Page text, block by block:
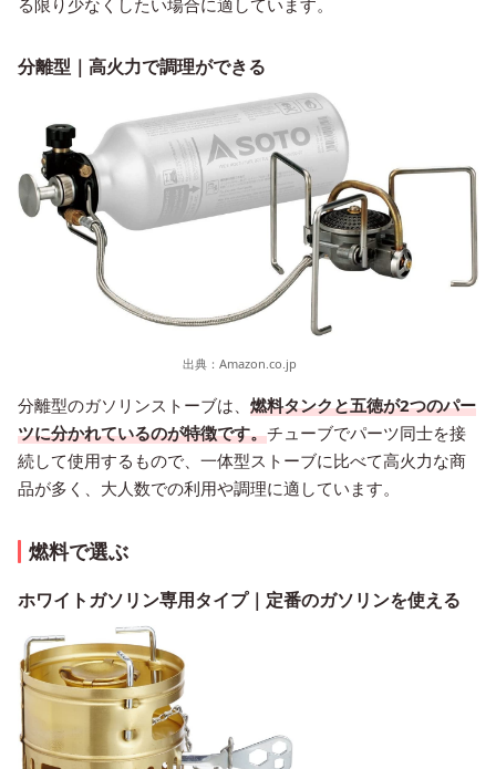
る限り少なくしたい場合に適しています。
分離型｜高火力で調理ができる
出典： Amazon.co.jp
分離型のガソリンストーブは、 燃料タンクと五徳が2つのパー
ツに分かれているのが特徴です。チューブでパーツ同士を接
続して使用するもので、一体型ストーブに比べて高火力な商
品が多く、大人数での利用や調理に適しています。
燃料で選ぶ
ホワイトガソリン専用タイプ｜定番のガソリンを使える